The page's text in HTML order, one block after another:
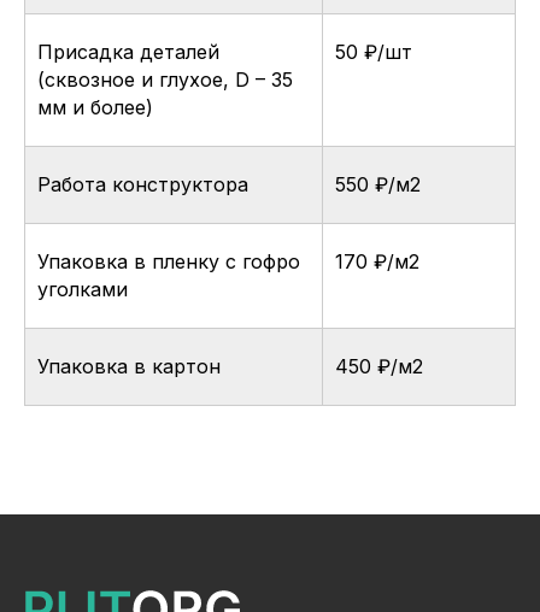
Присадка деталей
(сквозное и глухое, D – 35
мм и более)
50 ₽/шт
Работа конструктора 550 ₽/м2
Упаковка в пленку с гофро
уголками
170 ₽/м2
Упаковка в картон 450 ₽/м2
Замер
Проектирование
Производство
Консультация
Присадка
Сборка
Доставка
Прайс-лист
Контакты